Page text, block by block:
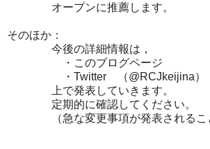
オープンに推薦します。
そのほか：
今後の詳細情報は，
・このブログページ
・Twitter （@RCJkeijina）
上で発表していきます。
定期的に確認してください。
（急な変更事項が発表されること